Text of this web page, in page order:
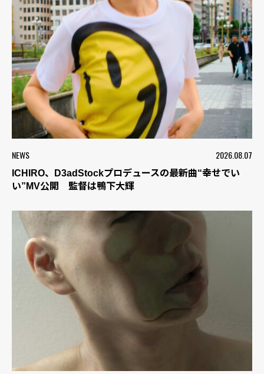
NEWS 2026.08.07
ICHIRO、D3adStockプロデュースの最新曲“幸せでい
い”MV公開 監督は鴨下大輝